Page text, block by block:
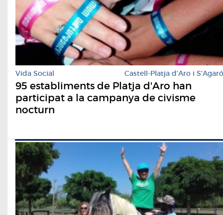
Vida Social Castell-Platja d'Aro i S'Agaró
95 establiments de Platja d'Aro han
participat a la campanya de civisme
nocturn